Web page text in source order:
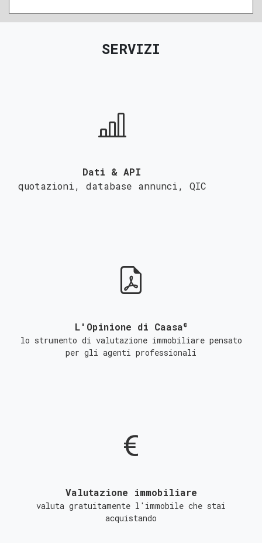
SERVIZI
Dati & API
quotazioni, database annunci, QIC
L'Opinione di Caasa©
lo strumento di valutazione immobiliare pensato
per gli agenti professionali
Valutazione immobiliare
valuta gratuitamente l'immobile che stai
acquistando